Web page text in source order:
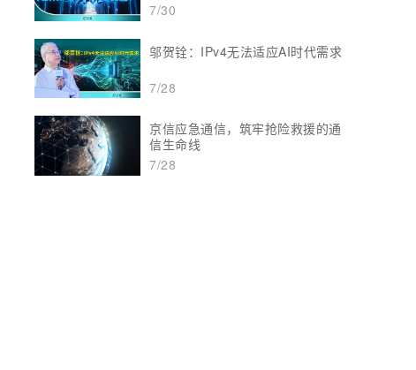
7/30
邬贺铨：IPv4无法适应AI时代需求
7/28
京信应急通信，筑牢抢险救援的通
信生命线
7/28